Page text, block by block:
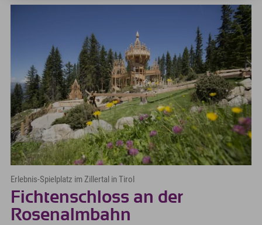
Erlebnis-Spielplatz im Zillertal in Tirol
Fichtenschloss an der
Rosenalmbahn